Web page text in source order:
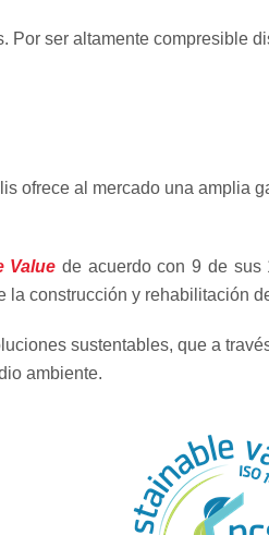
ser altamente compresible
ofrece al mercado una amplia
Value de acuerdo con 9 de sus
construcción y rehabilitación
sustentables, que a
ambiente.